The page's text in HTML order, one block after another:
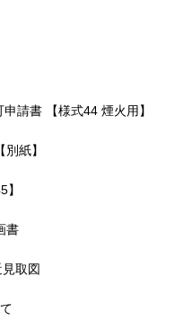
版】
付用紙
請書 【様式44 煙火用】
費数量 【別紙】
書 【様式45】
消費計画書
及び付近見取図
措置について